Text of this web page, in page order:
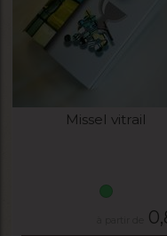
Missel vitrail